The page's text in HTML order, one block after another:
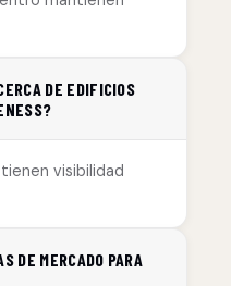
DE EDIFICIOS
visibilidad
DE MERCADO PARA